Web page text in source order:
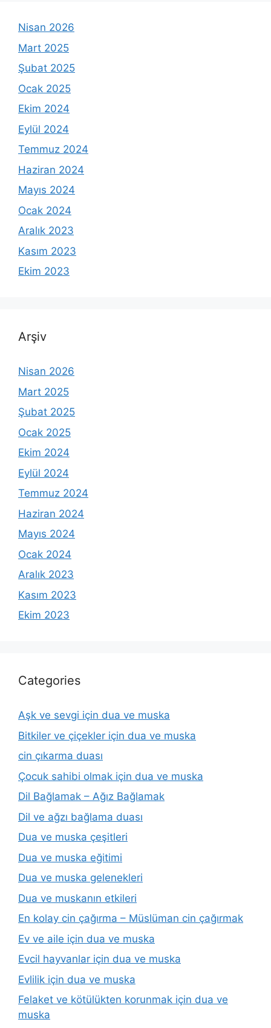
Nisan 2026
Mart 2025
Şubat 2025
Ocak 2025
Ekim 2024
Eylül 2024
Temmuz 2024
Haziran 2024
Mayıs 2024
Ocak 2024
Aralık 2023
Kasım 2023
Ekim 2023
Arşiv
Nisan 2026
Mart 2025
Şubat 2025
Ocak 2025
Ekim 2024
Eylül 2024
Temmuz 2024
Haziran 2024
Mayıs 2024
Ocak 2024
Aralık 2023
Kasım 2023
Ekim 2023
Categories
Aşk ve sevgi için dua ve muska
Bitkiler ve çiçekler için dua ve muska
cin çıkarma duası
Çocuk sahibi olmak için dua ve muska
Dil Bağlamak – Ağız Bağlamak
Dil ve ağzı bağlama duası
Dua ve muska çeşitleri
Dua ve muska eğitimi
Dua ve muska gelenekleri
Dua ve muskanın etkileri
En kolay cin çağırma – Müslüman cin çağırmak
Ev ve aile için dua ve muska
Evcil hayvanlar için dua ve muska
Evlilik için dua ve muska
Felaket ve kötülükten korunmak için dua ve
muska